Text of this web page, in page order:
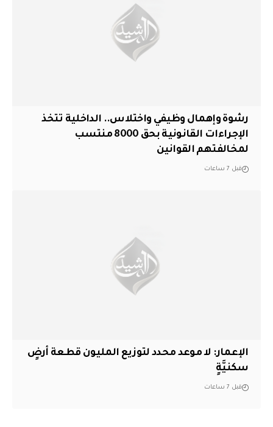
رشوة وإهمال وظيفي واختلاس.. الداخلية تتخذ
الإجراءات القانونية بحق 8000 منتسب
لمخالفتهم القوانين
قبل 7 ساعات
الإعمار: لا موعد محدد لتوزيع المليون قطعة أرضٍ
سكنيَّةٍ
قبل 7 ساعات